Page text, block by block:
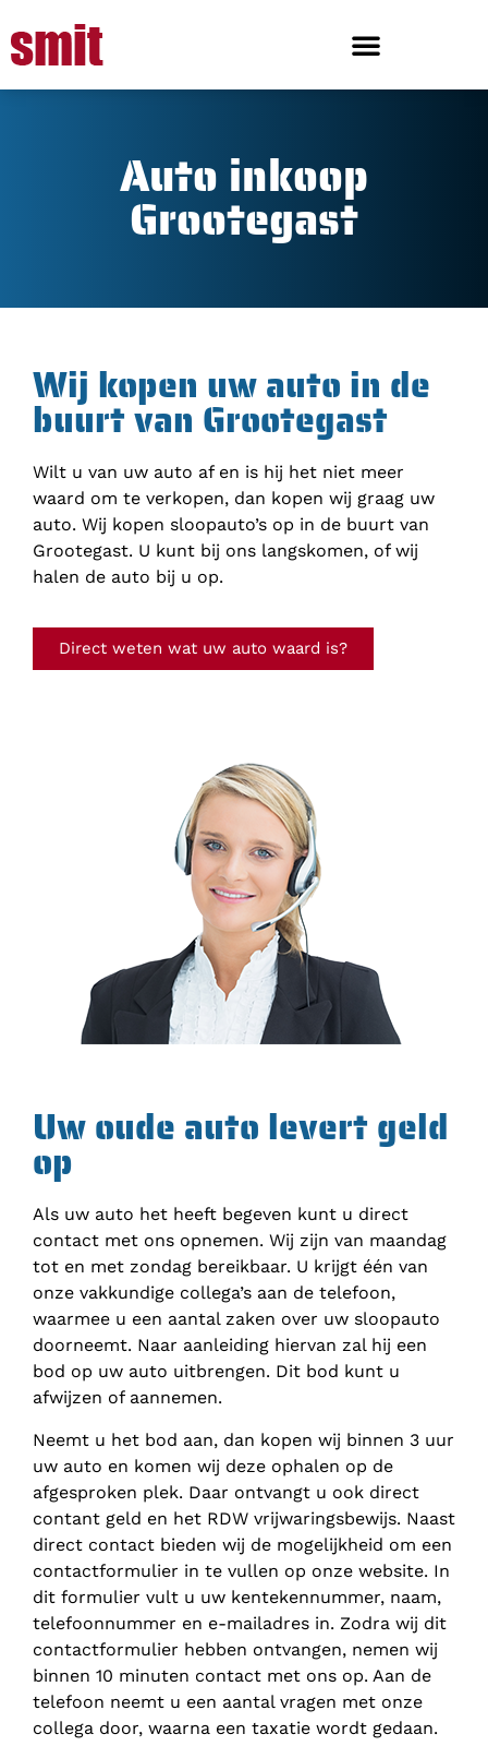
Auto inkoop
Grootegast
Wij kopen uw auto in de
buurt van Grootegast
Wilt u van uw auto af en is hij het niet meer
waard om te verkopen, dan kopen wij graag uw
auto. Wij kopen sloopauto’s op in de buurt van
Grootegast. U kunt bij ons langskomen, of wij
halen de auto bij u op.
Direct weten wat uw auto waard is?
Uw oude auto levert geld
op
Als uw auto het heeft begeven kunt u direct
contact met ons opnemen. Wij zijn van maandag
tot en met zondag bereikbaar. U krijgt één van
onze vakkundige collega’s aan de telefoon,
waarmee u een aantal zaken over uw sloopauto
doorneemt. Naar aanleiding hiervan zal hij een
bod op uw auto uitbrengen. Dit bod kunt u
afwijzen of aannemen.
Neemt u het bod aan, dan kopen wij binnen 3 uur
uw auto en komen wij deze ophalen op de
afgesproken plek. Daar ontvangt u ook direct
contant geld en het RDW vrijwaringsbewijs. Naast
direct contact bieden wij de mogelijkheid om een
contactformulier in te vullen op onze website. In
dit formulier vult u uw kentekennummer, naam,
telefoonnummer en e-mailadres in. Zodra wij dit
contactformulier hebben ontvangen, nemen wij
binnen 10 minuten contact met ons op. Aan de
telefoon neemt u een aantal vragen met onze
collega door, waarna een taxatie wordt gedaan.